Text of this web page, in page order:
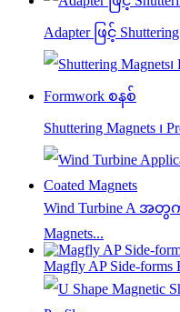
Adapter ဖြင့်
Shuttering Magnets ၊
Wind Turbine A အတွက်
Magnets...
Magfly AP Side-forms